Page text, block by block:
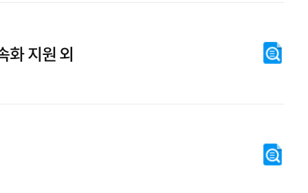
화 지원 외